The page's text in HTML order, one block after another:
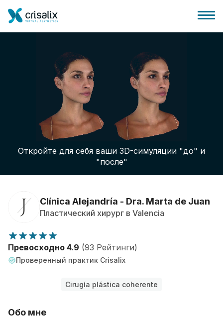
Главная хирурга
Бизнес Платформа
Планы
Откройте для себя ваши 3D-симуляции "до" и
"после"
Clínica Alejandría - Dra. Marta de Juan
Пластический хирург в Valencia
Превосходно 4.9 (93 Рейтинги)
Проверенный практик Crisalix
Cirugía plástica coherente
Обо мне